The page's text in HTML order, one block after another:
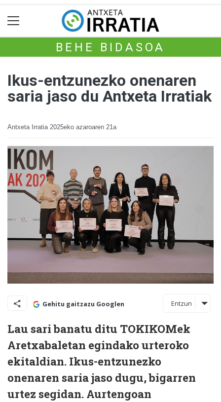
BEHE BIDASOA
Ikus-entzunezko onenaren
saria jaso du Antxeta Irratiak
Antxeta Irratia 2025eko azaroaren 21a
Gehitu gaitzazu Googlen Entzun
Lau sari banatu ditu TOKIKOMek
Aretxabaletan egindako urteroko
ekitaldian. Ikus-entzunezko
onenaren saria jaso dugu, bigarren
urtez segidan. Aurtengoan